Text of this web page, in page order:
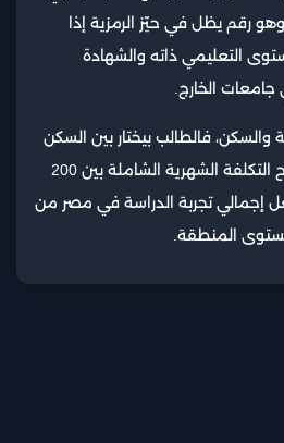
دولار — وهو رقم يظل في حيّز الرمزية إذا
التعليمي ذاته والشهادة
جامعات الخارج.
والسكن، فالطالب بيختار بين السكن
الجامعي أو الخاص، وتتراوح التكلفة الشهرية الشاملة بين 200
إجمالي تجربة الدراسة في مصر من
مستوى المنطقة.